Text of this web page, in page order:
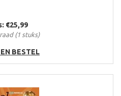
€25,99
(1 stuks)
BESTEL